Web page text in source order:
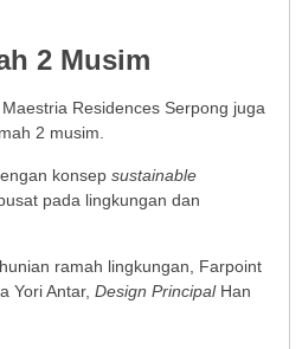
2 Musim
Residences Serpong juga
2 musim.
konsep sustainable
pada lingkungan dan
ramah lingkungan, Farpoint
Yori Antar, Design PrincipalHan